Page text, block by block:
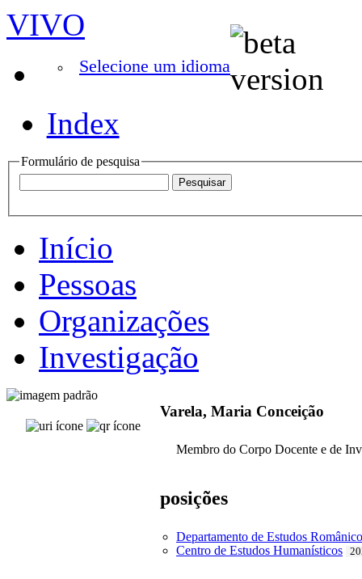
VIVO
Selecione um idioma
Index
Formulário de pesquisa
Início
Pessoas
Organizações
Investigação
Varela, Maria Conceição
Membro do Corpo Docente e de
posições
Departamento de Estudos
Centro de Estudos Humanísticos